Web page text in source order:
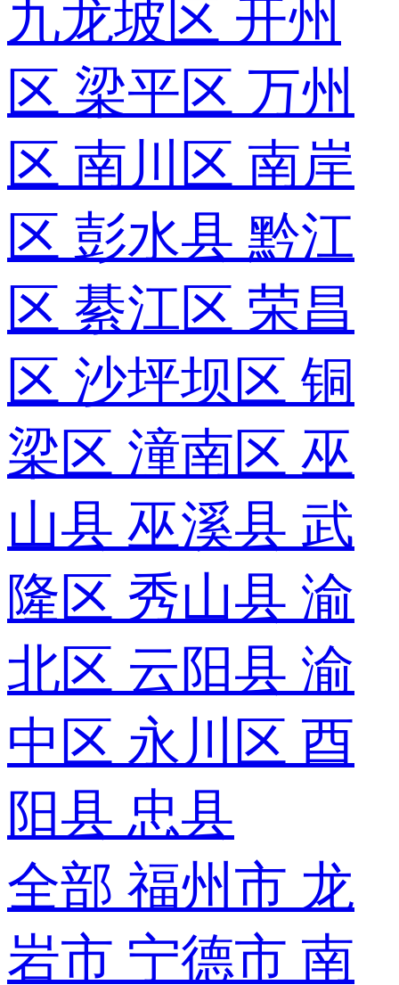
九龙坡区 开州
区 梁平区 万州
区 南川区 南岸
区 彭水县 黔江
区 綦江区 荣昌
区 沙坪坝区 铜
梁区 潼南区 巫
山县 巫溪县 武
隆区 秀山县 渝
北区 云阳县 渝
中区 永川区 酉
阳县 忠县
全部 福州市 龙
岩市 宁德市 南